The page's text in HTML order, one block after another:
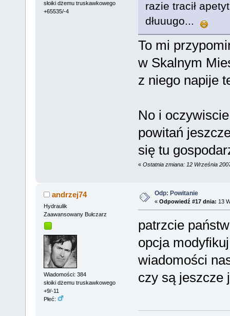
słoiki dżemu truskawkowego
+65535/-4
razie tracił
dłuuugo...
To mi
w Skalnym
z niego napije
No i
powitań
się tu
« Ostatnia zmiana: 12 Września
andrzej74
Hydraulik
Zaawansowany Bułczarz
Wiadomości: 384
słoiki dżemu truskawkowego
+9/-11
Płeć:
Odp: Powitanie
« Odpowiedź #17 dnia: 13
patrzcie
opcja
wiadomości
czy są jeszcze